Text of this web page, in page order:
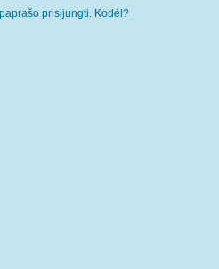
prisijungti. Kodėl?